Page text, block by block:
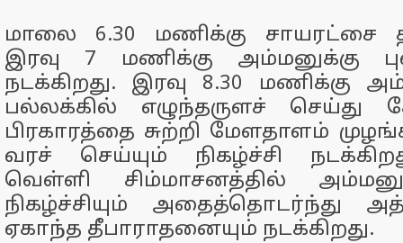
மாலை 6.30 மணிக்கு சாயரட்சை
இரவு 7 மணிக்கு அம்மனுக்கு
நடக்கிறது. இரவு 8.30 மணிக்கு
பல்லக்கில் எழுந்தருளச்
பிரகாரத்தை சுற்றி மேளதாளம்
வரச் செய்யும் நிகழ்ச்சி
வெள்ளி சிம்மாசனத்தில்
நிகழ்ச்சியும் அதைத்தொடர்ந்து
ஏகாந்த தீபாராதனையும் நடக்கிறது.